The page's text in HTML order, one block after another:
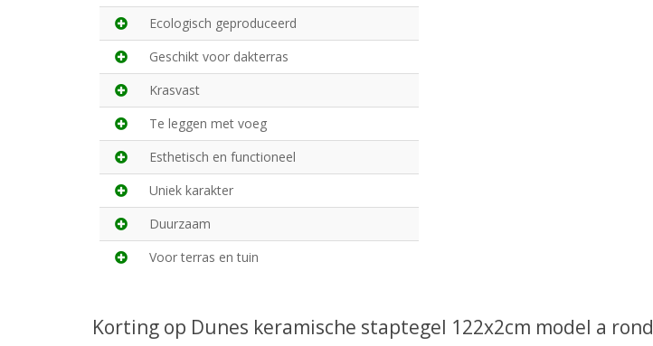
Ecologisch geproduceerd
Geschikt voor dakterras
Krasvast
Te leggen met voeg
Esthetisch en functioneel
Uniek karakter
Duurzaam
Voor terras en tuin
Korting op Dunes keramische staptegel 122x2cm model a rond